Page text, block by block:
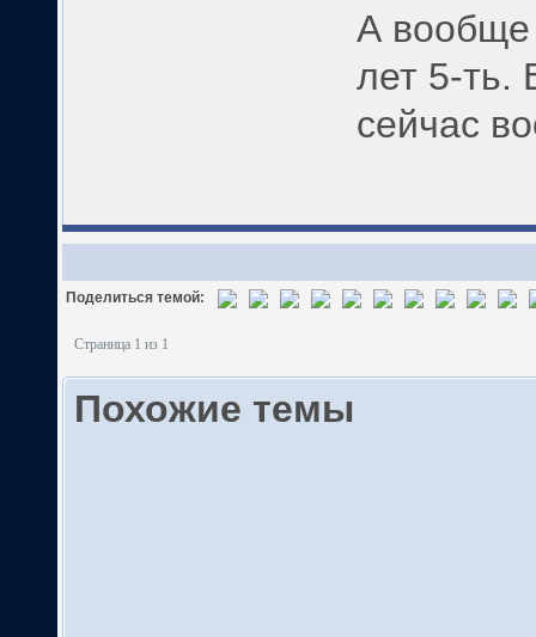
А вообще
лет 5-ть.
сейчас
Поделиться темой:
Страница 1 из 1
Похожие темы